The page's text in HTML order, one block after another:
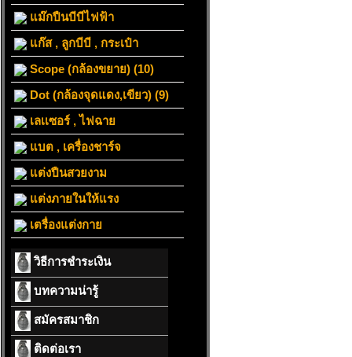
แม๊กปืนบีบีไฟฟ้า
แก๊ส , ลูกบีบี , กระเป๋า
Scope (กล้องขยาย) (10)
Dot (กล้องจุดแดง,เขียว) (9)
เลเเซอร์ , ไฟฉาย
แบต , เครื่องชาร์จ
แต่งปืนสวยงาม
แต่งภายในให้แรง
เตรื่องแต่งกาย
วิธีการชำระเงิน
บทความน่ารู้
สมัครสมาชิก
ติดต่อเรา